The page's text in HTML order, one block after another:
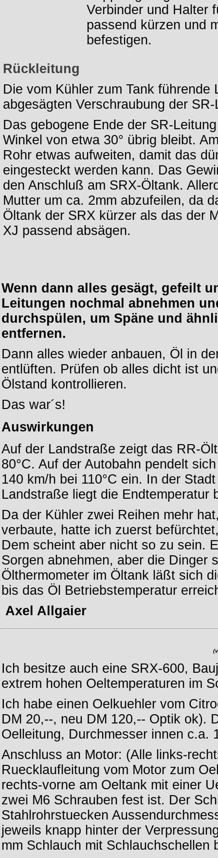
Verbinder und Halter
passend kürzen und
befestigen.
Rückleitung
Die vom Kühler zum Tank führende
abgesägten Verschraubung der
Das gebogene Ende der SR-
Winkel von etwa 30° übrig bleibt.
Rohr etwas aufweiten, damit das
eingesteckt werden kann. Das
den Anschluß am SRX-Öltank.
Mutter um ca. 2mm abzufeilen, da
Öltank der SRX kürzer als das der
XJ passend absägen.
Wenn dann alles gesägt, gefeilt
Leitungen nochmal abnehmen
durchspülen, um Späne und
entfernen.
Dann alles wieder anbauen, Öl in
entlüften. Prüfen ob alles dicht ist
Ölstand kontrollieren.
Das war´s!
Auswirkungen
Auf der Landstraße zeigt das RR-
80°C. Auf der Autobahn pendelt
140 km/h bei 110°C ein. In der
Landstraße liegt die Endtemperatur
Da der Kühler zwei Reihen mehr
verbaute, hatte ich zuerst
Dem scheint aber nicht so zu sein.
Sorgen abnehmen, aber die Dinger
Ölthermometer im Öltank läßt sich
bis das Öl Betriebstemperatur
Axel Allgaier
Ich besitze auch eine SRX-600,
extrem hohen Oeltemperaturen im
Ich habe einen Oelkuehler vom
DM 20,--, neu DM 120,-- Optik ok).
Oelleitung, Durchmesser innen c.a.
Anschluss an Motor: (Alle links-
Ruecklaufleitung vom Motor zum
rechts-vorne am Oeltank mit einer
zwei M6 Schrauben fest ist. Der
Stahlrohrstuecken
jeweils knapp hinter der
mm Schlauch mit Schlauchschellen